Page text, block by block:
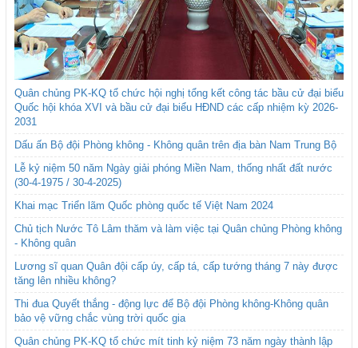
Quân chủng PK-KQ tổ chức hội nghị tổng kết công tác bầu cử đại biểu
Quốc hội khóa XVI và bầu cử đại biểu HĐND các cấp nhiệm kỳ 2026-
2031
Dấu ấn Bộ đội Phòng không - Không quân trên địa bàn Nam Trung Bộ
Lễ kỷ niệm 50 năm Ngày giải phóng Miền Nam, thống nhất đất nước
(30-4-1975 / 30-4-2025)
Khai mạc Triển lãm Quốc phòng quốc tế Việt Nam 2024
Chủ tịch Nước Tô Lâm thăm và làm việc tại Quân chủng Phòng không
- Không quân
Lương sĩ quan Quân đội cấp úy, cấp tá, cấp tướng tháng 7 này được
tăng lên nhiều không?
Thi đua Quyết thắng - động lực để Bộ đội Phòng không-Không quân
bảo vệ vững chắc vùng trời quốc gia
Quân chủng PK-KQ tổ chức mít tinh kỷ niệm 73 năm ngày thành lập